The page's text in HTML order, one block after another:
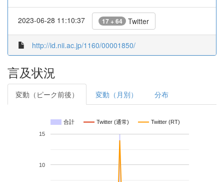
2023-06-28 11:10:37 17 + 64 Twitter
http://id.nii.ac.jp/1160/00001850/
言及状況
変動（ピーク前後） 変動（月別） 分布
合計 Twitter (通常) Twitter (RT)
10
15